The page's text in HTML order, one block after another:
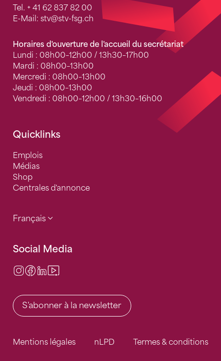
Tel. + 41 62 837 82 00
E-Mail: stv@stv-fsg.ch
Horaires d'ouverture de l'accueil du secrétariat
Lundi : 08h00–12h00 / 13h30–17h00
Mardi : 08h00–13h00
Mercredi : 08h00–13h00
Jeudi : 08h00–13h00
Vendredi : 08h00–12h00 / 13h30–16h00
Quicklinks
Emplois
Médias
Shop
Centrales d'annonce
Français
Social Media
Instagram
Facebook
LinkedIn
S'abonner à la newsletter
Mentions légales nLPD Termes & conditions